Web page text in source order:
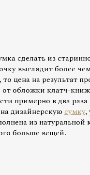
сделать из
выглядит более
цена на результат
от обложки клатч-
примерно в два
дизайнерскуюсумку,
из натуральной
больше вещей.